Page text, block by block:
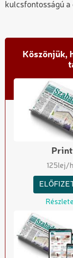
kulcsfontosságú
Köszönjük,
Print
125lej/